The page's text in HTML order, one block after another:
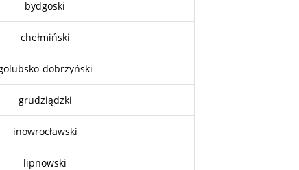
bydgoski
chełmiński
dobrzyński
grudziądzki
inowrocławski
lipnowski